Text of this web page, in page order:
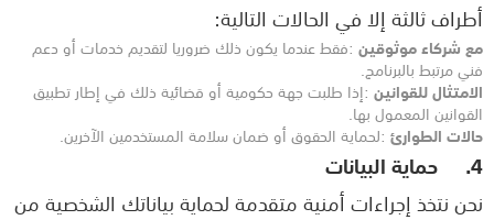
أطراف ثالثة إلا في الحالات التالية:
مع شركاء موثوقين :فقط عندما يكون ذلك ضروريا لتقديم خدمات أو دعم
فني مرتبط بالبرنامج.
الامتثال للقوانين :إذا طلبت جهة حكومية أو قضائية ذلك في إطار تطبيق
القوانين المعمول بها.
حالات الطوارئ :لحماية الحقوق أو ضمان سلامة المستخدمين الآخرين.
4.
حماية البيانات
نحن نتخذ إجراءات أمنية متقدمة لحماية بياناتك الشخصية من